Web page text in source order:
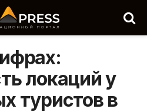
локаций у
туристов в